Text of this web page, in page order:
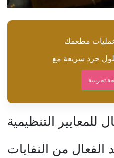
مطعمك
تجريبية
للمعايير التنظيمية
الفعال من النفايات